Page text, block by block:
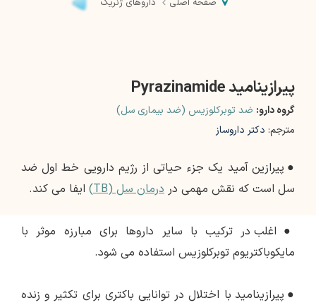
صفحه اصلی داروهای ژنریک
پیرازینامید Pyrazinamide
گروه دارو: ضد توبرکلوزیس (ضد بیماری سل)
مترجم: دکتر داروساز
● پیرازین آمید یک جزء حیاتی از رژیم دارویی خط اول ضد
سل است که نقش مهمی در درمان سل (TB) ایفا می کند.
● اغلب در ترکیب با سایر داروها برای مبارزه موثر با
مایکوباکتریوم توبرکلوزیس استفاده می شود.
● پیرازینامید با اختلال در توانایی باکتری برای تکثیر و زنده